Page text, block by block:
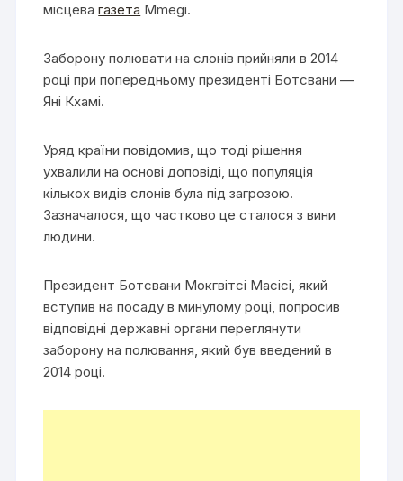
місцевагазета Mmegi.
Заборону полювати на слонів прийняли в 2014
році при попередньому президенті Ботсвани —
Яні Кхамі.
Уряд країни повідомив, що тоді рішення
ухвалили на основі доповіді, що популяція
кількох видів слонів була під загрозою.
Зазначалося, що частково це сталося з вини
людини.
Президент Ботсвани Мокгвітсі Масісі, який
вступив на посаду в минулому році, попросив
відповідні державні органи переглянути
заборону на полювання, який був введений в
2014 році.